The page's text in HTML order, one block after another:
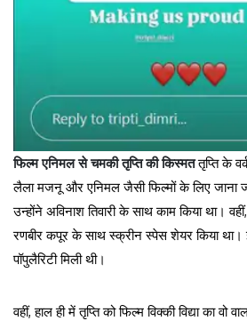
फिल्म एनिमल से चमकी तृप्ति की किस्मततृप्ति के
लैला मजनू और एनिमल जैसी फिल्मों के लिए जाना
उन्होंने अविनाश तिवारी के साथ काम किया था।
रणबीर कपूर के साथ स्क्रीन स्पेस शेयर किया
पॉपुलैरिटी मिली थी।
वहीं, हाल ही में तृप्ति को फिल्म विक्की विद्या का वो